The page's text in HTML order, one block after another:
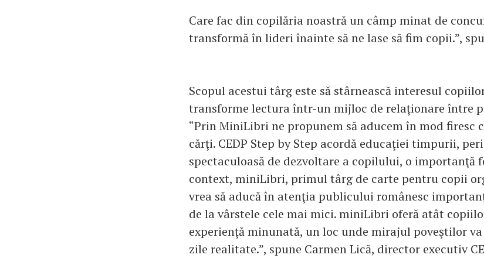
Care fac din copilăria noastră un câmp minat de
transformă în lideri înainte să ne lase să fim copii.”,
Scopul acestui târg este să stârnească interesul
transforme lectura într-un mijloc de relaționare între
“Prin MiniLibri ne propunem să aducem în mod firesc
cărţi. CEDP Step by Step acordă educaţiei timpurii,
spectaculoasă de dezvoltare a copilului, o importanţă
context, miniLibri, primul târg de carte pentru copii
vrea să aducă în atenţia publicului românesc
de la vârstele cele mai mici. miniLibri oferă atât
experienţă minunată, un loc unde mirajul poveştilor
zile realitate.”, spune Carmen Lică, director executiv